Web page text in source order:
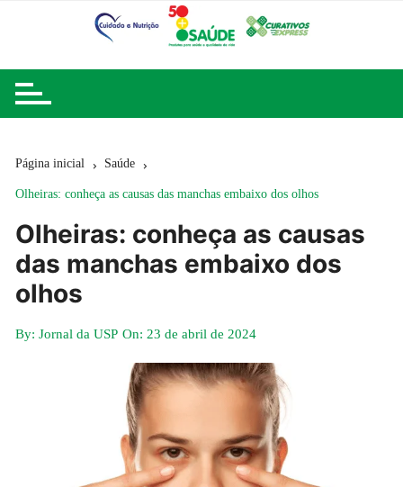
Página inicial Saúde
Olheiras: conheça as causas das manchas embaixo dos olhos
Olheiras: conheça as causas
das manchas embaixo dos
olhos
By: Jornal da USP On:23 de abril de 2024